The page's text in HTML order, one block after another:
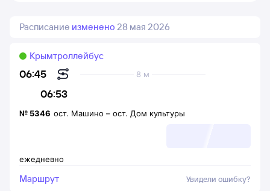
Расписание изменено 28 мая 2026
06:45
06:53
8 м
Крымтроллейбус
ежедневно
№ 5346 ост. Машино – ост. Дом культуры
Маршрут Увидели ошибку?